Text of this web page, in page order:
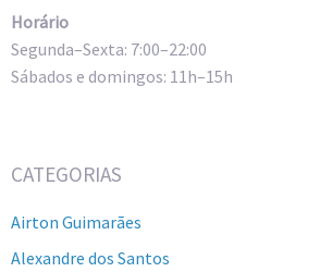
Horário
Segunda–Sexta: 7:00–22:00
Sábados e domingos: 11h–15h
CATEGORIAS
Airton Guimarães
Alexandre dos Santos